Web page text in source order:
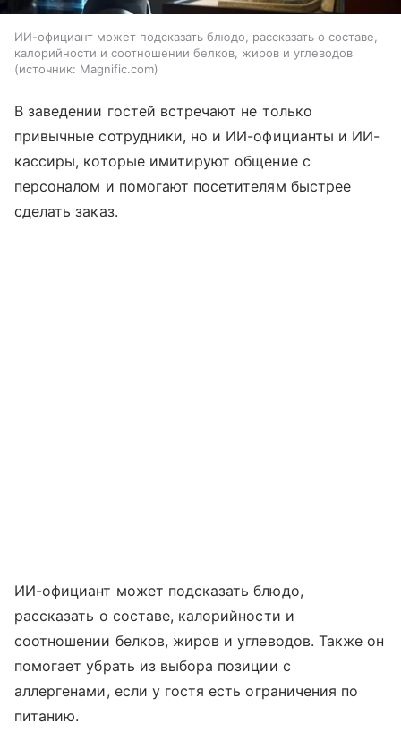
ИИ-официант может подсказать блюдо, рассказать о составе,
калорийности и соотношении белков, жиров и углеводов
источник: Magnific.com
В заведении гостей встречают не только
привычные сотрудники, но и ИИ-официанты и ИИ-
кассиры, которые имитируют общение с
персоналом и помогают посетителям быстрее
сделать заказ.
ИИ-официант может подсказать блюдо,
рассказать о составе, калорийности и
соотношении белков, жиров и углеводов. Также он
помогает убрать из выбора позиции с
аллергенами, если у гостя есть ограничения по
питанию.